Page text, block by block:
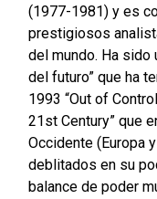
(1977-1981) y es
prestigiosos
del mundo. Ha
del futuro” que ha
1993 “Out of
21st Century” que
Occidente (Europa
deblitados en su
balance de poder